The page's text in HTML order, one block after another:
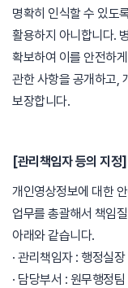
명확히 인식할 수 있도
활용하지 아니합니다.
확보하여 이를 안전하
관한 사항을 공개하고,
보장합니다.
[관리책임자 등의 지정]
개인영상정보에 대한
업무를 총괄해서 책임
아래와 같습니다.
· 관리책임자 : 행정실장
· 담당부서 : 원무행정팀